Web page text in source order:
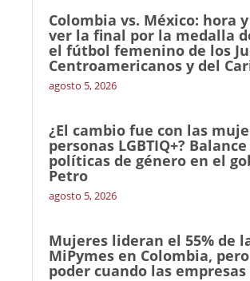
Colombia vs. México: hora
ver la final por la medalla
el fútbol femenino de los
Centroamericanos y del
agosto 5, 2026
¿El cambio fue con las
personas LGBTIQ+?
políticas de género en el
Petro
agosto 5, 2026
Mujeres lideran el 55% de
MiPymes en Colombia,
poder cuando las empresas